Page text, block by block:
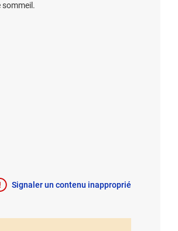
sommeil.
Signaler un contenu inapproprié